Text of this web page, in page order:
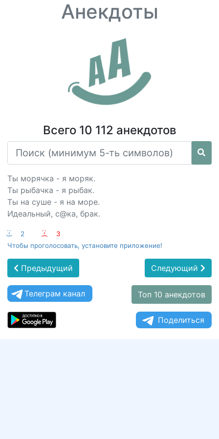
Анекдоты
Всего 10 112 анекдотов
Ты морячка - я моряк.
Ты рыбачка - я рыбак.
Ты на суше - я на море.
Идеальный, с@ка, брак.
:-) 2 :-(
3
Чтобы проголосовать, установите приложение!
Предыдущий Следующий
Телеграм канал Топ 10 анекдотов
Поделиться